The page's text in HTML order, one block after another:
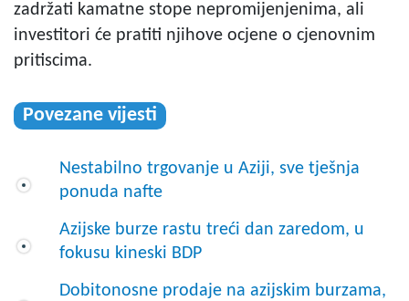
zadržati kamatne stope nepromijenjenima, ali
investitori će pratiti njihove ocjene o cjenovnim
pritiscima.
Povezane vijesti
Nestabilno trgovanje u Aziji, sve tješnja
ponuda nafte
Azijske burze rastu treći dan zaredom, u
fokusu kineski BDP
Dobitonosne prodaje na azijskim burzama,